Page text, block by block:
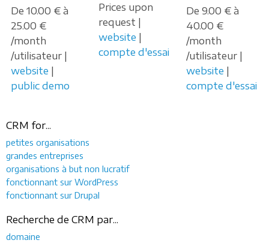
De 10.00 € à
25.00 €
/month
/utilisateur |
website |
public demo
Prices upon
request |
website |
compte d'essai
De 9.00 € à
40.00 €
/month
/utilisateur |
website |
compte d'essai
CRM for...
petites organisations
grandes entreprises
organisations à but non lucratif
fonctionnant sur WordPress
fonctionnant sur Drupal
Recherche de CRM par...
domaine